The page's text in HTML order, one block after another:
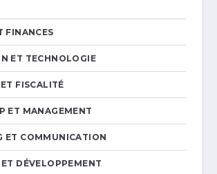
FINANCES
ET TECHNOLOGIE
FISCALITÉ
ET MANAGEMENT
ET COMMUNICATION
DÉVELOPPEMENT